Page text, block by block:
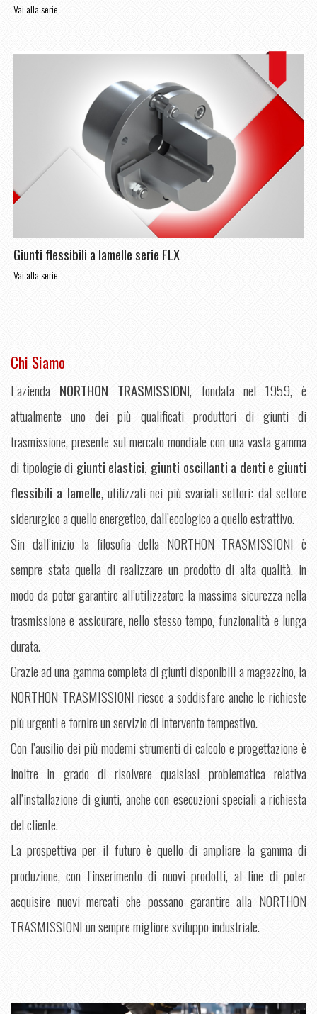
Vai alla serie
Giunti flessibili a lamelle serie FLX
Vai alla serie
Chi Siamo
L'azienda NORTHON TRASMISSIONI, fondata nel 1959, è
attualmente uno dei più qualificati produttori di giunti di
trasmissione, presente sul mercato mondiale con una vasta gamma
di tipologie di giunti elastici, giunti oscillanti a denti e giunti
flessibili a lamelle, utilizzati nei più svariati settori: dal settore
siderurgico a quello energetico, dall’ecologico a quello estrattivo.
Sin dall’inizio la filosofia della NORTHON TRASMISSIONI è
sempre stata quella di realizzare un prodotto di alta qualità, in
modo da poter garantire all’utilizzatore la massima sicurezza nella
trasmissione e assicurare, nello stesso tempo, funzionalità e lunga
durata.
Grazie ad una gamma completa di giunti disponibili a magazzino, la
NORTHON TRASMISSIONI riesce a soddisfare anche le richieste
più urgenti e fornire un servizio di intervento tempestivo.
Con l’ausilio dei più moderni strumenti di calcolo e progettazione è
inoltre in grado di risolvere qualsiasi problematica relativa
all’installazione di giunti, anche con esecuzioni speciali a richiesta
del cliente.
La prospettiva per il futuro è quello di ampliare la gamma di
produzione, con l’inserimento di nuovi prodotti, al fine di poter
acquisire nuovi mercati che possano garantire alla NORTHON
TRASMISSIONI un sempre migliore sviluppo industriale.